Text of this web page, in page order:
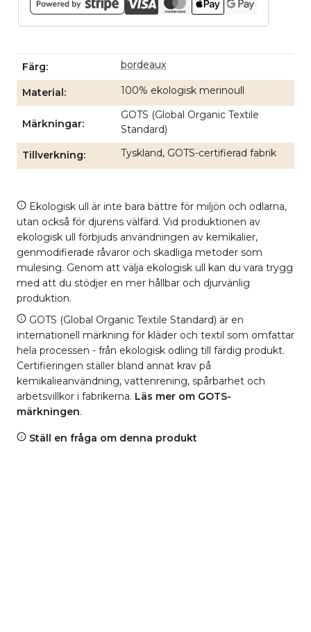
Färg bordeaux
Material 100% ekologisk merinoull
Märkningar
GOTS (Global Organic Textile
Standard)
Tillverkning Tyskland, GOTS-certifierad fabrik
Ekologisk ull är inte bara bättre för miljön och odlarna,
utan också för djurens välfärd. Vid produktionen av
ekologisk ull förbjuds användningen av kemikalier,
genmodifierade råvaror och skadliga metoder som
mulesing. Genom att välja ekologisk ull kan du vara trygg
med att du stödjer en mer hållbar och djurvänlig
produktion.
GOTS (Global Organic Textile Standard) är en
internationell märkning för kläder och textil som omfattar
hela processen - från ekologisk odling till färdig produkt.
Certifieringen ställer bland annat krav på
kemikalieanvändning, vattenrening, spårbarhet och
arbetsvillkor i fabrikerna. Läs mer om GOTS-
märkningen.
Ställ en fråga om denna produkt